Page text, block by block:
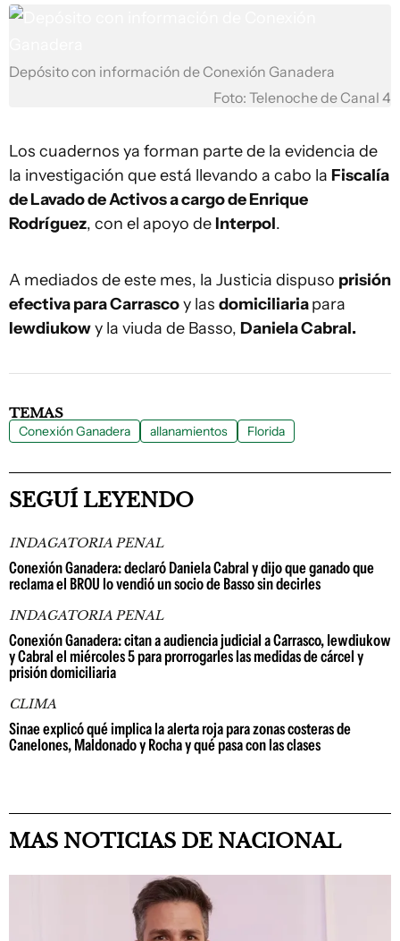
Depósito con información de Conexión Ganadera
Foto: Telenoche de Canal 4
Los cuadernos ya forman parte de la evidencia de
la investigación que está llevando a cabo la Fiscalía
de Lavado de Activos a cargo de Enrique
Rodríguez, con el apoyo de Interpol.
A mediados de este mes, la Justicia dispuso prisión
efectiva para Carrascoy las domiciliariapara
Iewdiukowy la viuda de Basso, Daniela Cabral.
TEMAS
Conexión Ganadera allanamientos Florida
SEGUÍ LEYENDO
INDAGATORIA PENAL
Conexión Ganadera: declaró Daniela Cabral y dijo que ganado que
reclama el BROU lo vendió un socio de Basso sin decirles
INDAGATORIA PENAL
Conexión Ganadera: citan a audiencia judicial a Carrasco, Iewdiukow
y Cabral el miércoles 5 para prorrogarles las medidas de cárcel y
prisión domiciliaria
CLIMA
Sinae explicó qué implica la alerta roja para zonas costeras de
Canelones, Maldonado y Rocha y qué pasa con las clases
MAS NOTICIAS DE NACIONAL